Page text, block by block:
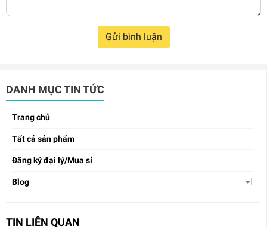
DANH MỤC TIN TỨC
Trang chủ
Tất cả sản phẩm
Đăng ký đại lý/Mua sỉ
Blog
TIN LIÊN QUAN
Gửi bình luận